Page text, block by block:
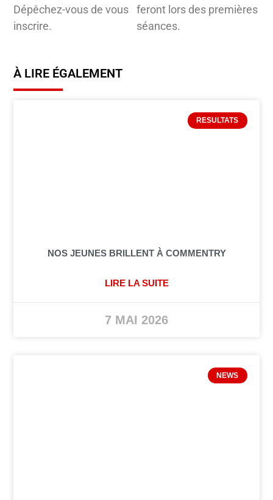
Dépêchez-vous de vous
inscrire.
feront lors des premières
séances.
À LIRE ÉGALEMENT
RESULTATS
NOS JEUNES BRILLENT À COMMENTRY
LIRE LA SUITE
7 MAI 2026
NEWS